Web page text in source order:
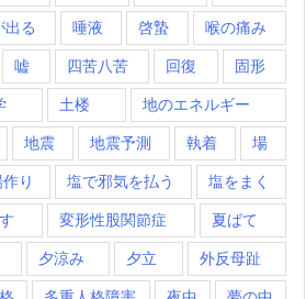
出る 唾液 啓蟄 喉の痛み
嘘 四苦八苦 回復 固形
土楼 地のエネルギー
地震 地震予測 執着 場
り 塩で邪気を払う 塩をまく
変形性股関節症 夏ばて
夕涼み 夕立 外反母趾